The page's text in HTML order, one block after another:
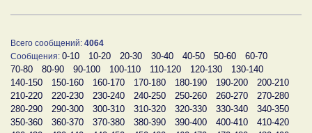
Всего сообщений: 4064
Сообщения: 0-10 10-20 20-30 30-40 40-50 50-60
60-70
70-80
80-90 90-100 100-110 110-120 120-130
130-140
140-150
150-160 160-170 170-180 180-190 190-200
200-210
210-220
220-230 230-240 240-250 250-260 260-270
270-280
280-290
290-300 300-310 310-320 320-330 330-340
340-350
350-360
360-370 370-380 380-390 390-400 400-410
410-420